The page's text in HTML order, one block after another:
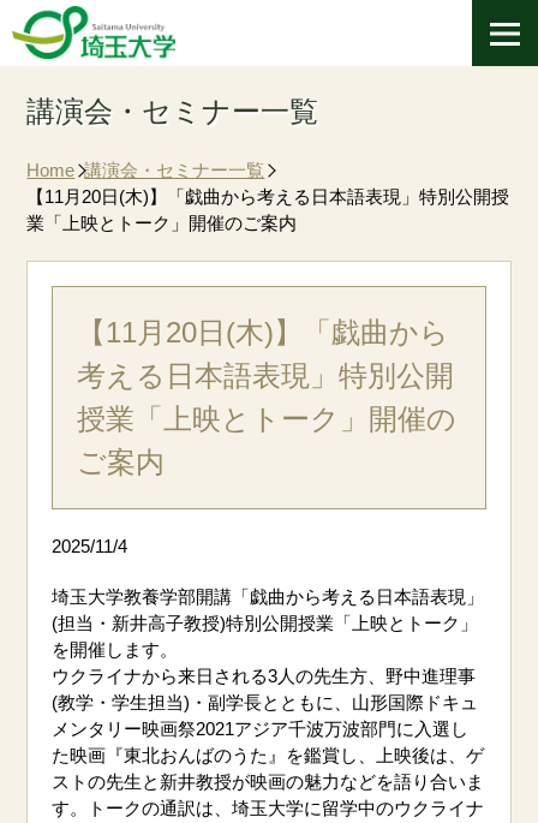
講演会・セミナー一覧
Home 講演会・セミナー一覧
【11月20日(木)】「戯曲から考える日本語表現」特別公開授
業「上映とトーク」開催のご案内
【11月20日(木)】「戯曲から
考える日本語表現」特別公開
授業「上映とトーク」開催の
ご案内
2025/11/4
埼玉大学教養学部開講「戯曲から考える日本語表現」
(担当・新井高子教授)特別公開授業「上映とトーク」
を開催します。
ウクライナから来日される3人の先生方、野中進理事
(教学・学生担当)・副学長とともに、山形国際ドキュ
メンタリー映画祭2021アジア千波万波部門に入選し
た映画『東北おんばのうた』を鑑賞し、上映後は、ゲ
ストの先生と新井教授が映画の魅力などを語り合いま
す。トークの通訳は、埼玉大学に留学中のウクライナ